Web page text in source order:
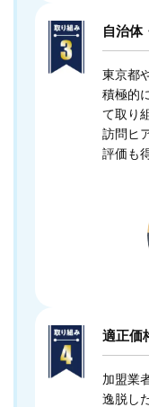
自治体
東京都
積極的
て取り
訪問ヒ
評価も
適正価
加盟業
逸脱し